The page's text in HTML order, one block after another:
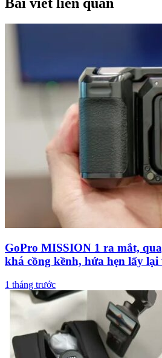
GoPro MISSION 1 ra mắt,
khá cồng kềnh, hứa hẹn lấy
1 tháng trước